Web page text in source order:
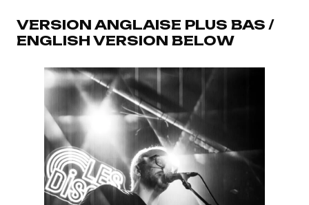
VERSION ANGLAISE PLUS BAS /
ENGLISH VERSION BELOW